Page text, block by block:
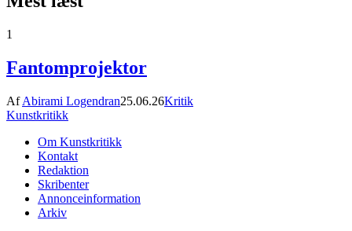
1
Fantomprojektor
AfAbirami Logendran25.06.26Kritik
Kunstkritikk
Om Kunstkritikk
Kontakt
Redaktion
Skribenter
Annonceinformation
Arkiv